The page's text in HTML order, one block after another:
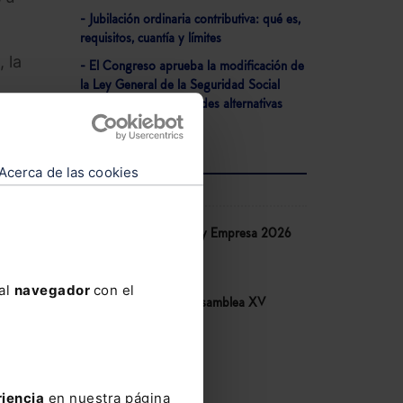
de las cookies
navegador con el
en nuestra página
la
año
- Jubilación ordinaria contributiva: qué es,
requisitos, cuantía y límites
- El Congreso aprueba la modificación de
la Ley General de la Seguridad Social
relativa a las mutualidades alternativas
Congreso IA Derecho y Empresa 2026
Congreso COSITAL. Asamblea XV